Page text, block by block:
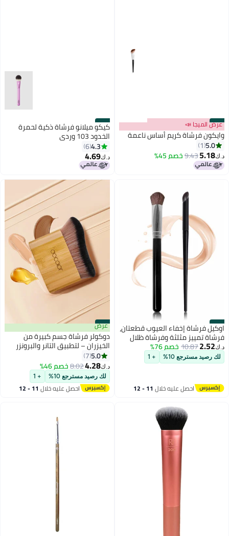
#43
عرض الميجا 📣
وايكون فرشاة كريم أساس ناعمة
5.0
1
د.ك‏5.18
9.43خصم 45%
#44
كيكو ميلانو فرشاة ذكية لحمرة
الخدود 103 وردي
4.3
6
د.ك‏4.69
#45
اوكيل فرشاة إخفاء العيوب قطعتان،
فرشاة تمييز مثلثة وفرشاة ظلال
تحت العين والأنف بزاوية، لدمج
وتثبيت التلميع بالسائل والكريم
والبودرة
د.ك‏2.52
10.87خصم 76%
لك رصيد مسترجع 10% + 1
احصل عليه خلال 11 - 12
#46
2
عرض
دوكولر فرشاة جسم كبيرة من
الخيزران – لتطبيق التانر والبرونزر
بدون خطوط
5.0
7
د.ك‏4.28
8.02خصم 46%
لك رصيد مسترجع 10% + 1
احصل عليه خلال 11 - 12